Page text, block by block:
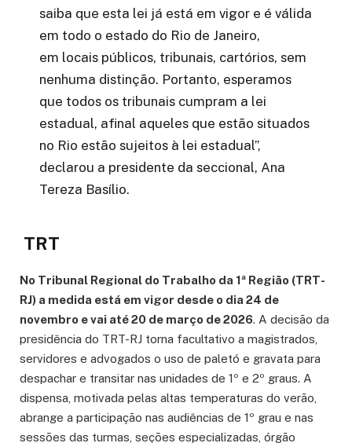
saiba que esta lei já está em vigor e é válida
em todo o estado do Rio de Janeiro,
em locais públicos, tribunais, cartórios, sem
nenhuma distinção. Portanto, esperamos
que todos os tribunais cumpram a lei
estadual, afinal aqueles que estão situados
no Rio estão sujeitos à lei estadual”,
declarou a presidente da seccional, Ana
Tereza Basílio.
TRT
No Tribunal Regional do Trabalho da 1ª Região (TRT-
RJ) a medida está em vigor desde o dia 24 de
novembro e vai até 20 de março de 2026. A decisão da
presidência do TRT-RJ torna facultativo a magistrados,
servidores e advogados o uso de paletó e gravata para
despachar e transitar nas unidades de 1º e 2º graus. A
dispensa, motivada pelas altas temperaturas do verão,
abrange a participação nas audiências de 1º grau e nas
sessões das turmas, seções especializadas, órgão